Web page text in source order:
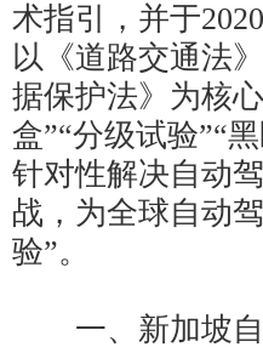
术指引，并于
以《道路交通法
据保护法》为核
盒”“分级试验”“
针对性解决自动
战，为全球自动
验”。
一、新加坡自